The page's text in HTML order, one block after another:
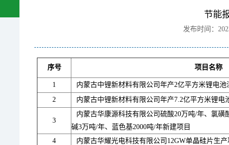
节能
发布时间：
序号 项目名称
1 内蒙古中锂新材料有限公司年产2亿平方米锂电池
2
内蒙古中锂新材料有限公司年产7.2亿平方米锂电
3
内蒙古华康源科技有限公司硫酸20万吨/年、氯磺
碱3万吨/年、蓝色基2000吨/年新建项目
4 内蒙古华耀光电科技有限公司12GW单晶硅片生产